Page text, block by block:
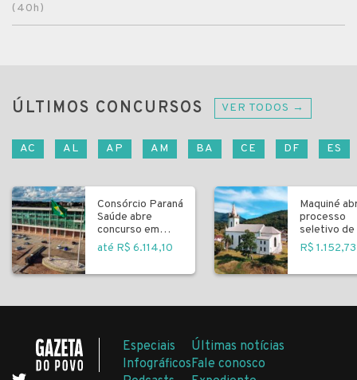
(40h)
ÚLTIMOS CONCURSOS VER TODOS →
AC AL AP AM BA CE DF ES
Consórcio Paraná
Saúde abre
concurso em
Curitiba
até R$ 6.114,10
Maquiné
processo
seletivo de
R$ 1.152,73
Especiais
Infográficos
Últimas notícias
Fale conosco